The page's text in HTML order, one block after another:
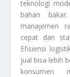
teknologi
bahan
manajemen
cepat dan
Efisiensi
jual bisa lebih
konsumen